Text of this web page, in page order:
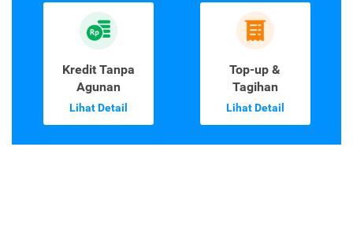
Kredit Tanpa
Agunan
Lihat Detail
Top-up &
Tagihan
Lihat Detail